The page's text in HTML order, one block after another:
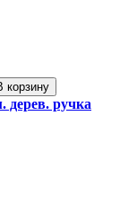
корзину
дерев. ручка